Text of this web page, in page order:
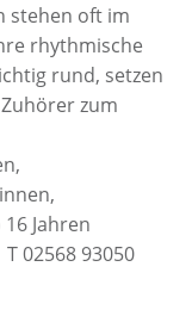
stehen oft im
rhythmische
rund, setzen
zum
Jahren
02568 93050